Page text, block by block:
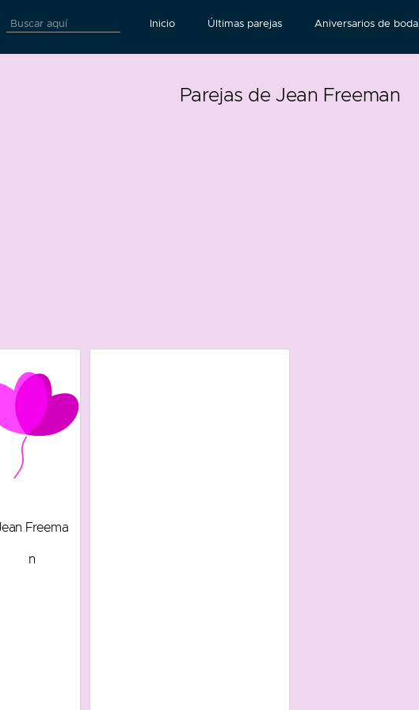
Inicio Últimas parejas Aniversarios de boda
Parejas de Jean Freeman
Freema
n